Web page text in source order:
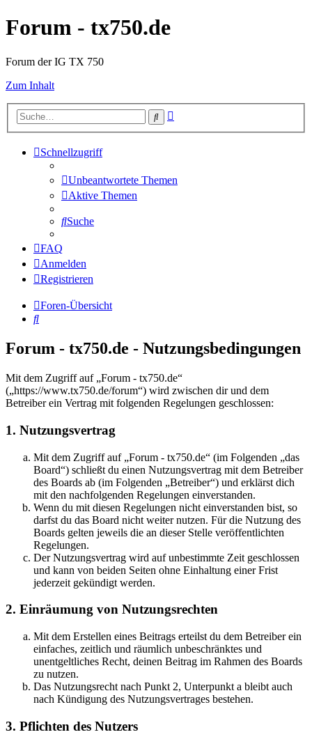
Forum - tx750.de
Forum der IG TX 750
Zum Inhalt
Suche
Schnellzugriff
Unbeantwortete Themen
Aktive Themen
Suche
FAQ
Anmelden
Registrieren
Foren-Übersicht
Suche
Forum - tx750.de - Nutzungsbedingungen
Mit dem Zugriff auf „Forum - tx750.de“
(„https://www.tx750.de/forum“) wird zwischen dir und dem
Betreiber ein Vertrag mit folgenden Regelungen geschlossen:
1. Nutzungsvertrag
Mit dem Zugriff auf „Forum - tx750.de“ (im Folgenden „das
Board“) schließt du einen Nutzungsvertrag mit dem Betreiber
des Boards ab (im Folgenden „Betreiber“) und erklärst dich
mit den nachfolgenden Regelungen einverstanden.
Wenn du mit diesen Regelungen nicht einverstanden bist, so
darfst du das Board nicht weiter nutzen. Für die Nutzung des
Boards gelten jeweils die an dieser Stelle veröffentlichten
Regelungen.
Der Nutzungsvertrag wird auf unbestimmte Zeit geschlossen
und kann von beiden Seiten ohne Einhaltung einer Frist
jederzeit gekündigt werden.
2. Einräumung von Nutzungsrechten
Mit dem Erstellen eines Beitrags erteilst du dem Betreiber ein
einfaches, zeitlich und räumlich unbeschränktes und
unentgeltliches Recht, deinen Beitrag im Rahmen des Boards
zu nutzen.
Das Nutzungsrecht nach Punkt 2, Unterpunkt a bleibt auch
nach Kündigung des Nutzungsvertrages bestehen.
3. Pflichten des Nutzers